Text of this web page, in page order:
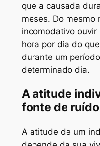
que a causada
meses. Do mesmo
incomodativo
hora por dia do
durante um
determinado dia.
A atitude
fonte de ruído
A atitude de um